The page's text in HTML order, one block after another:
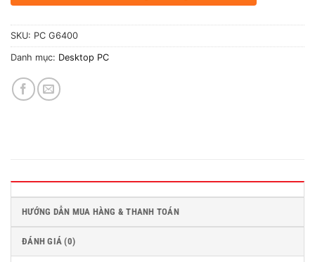
SKU: PC G6400
Danh mục: Desktop PC
HƯỚNG DẪN MUA HÀNG & THANH TOÁN
ĐÁNH GIÁ (0)